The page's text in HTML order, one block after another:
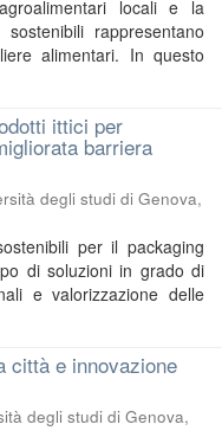
locali e la
rappresentano
alimentari. In questo
ittici per
barriera
degli studi di Genova,
per il packaging
di soluzioni in grado di
e valorizzazione delle
città e innovazione
degli studi di Genova,